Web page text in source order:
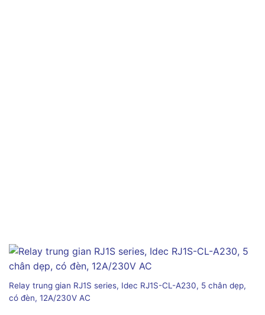
Relay trung gian RJ1S series, Idec RJ1S-CL-A230, 5 chân dẹp,
có đèn, 12A/230V AC